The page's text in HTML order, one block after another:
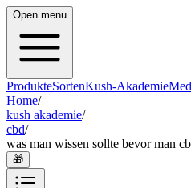
Open menu
ProdukteSortenKush-Akademie
Home/
kush akademie/
cbd/
was man wissen sollte bevor man
🎁